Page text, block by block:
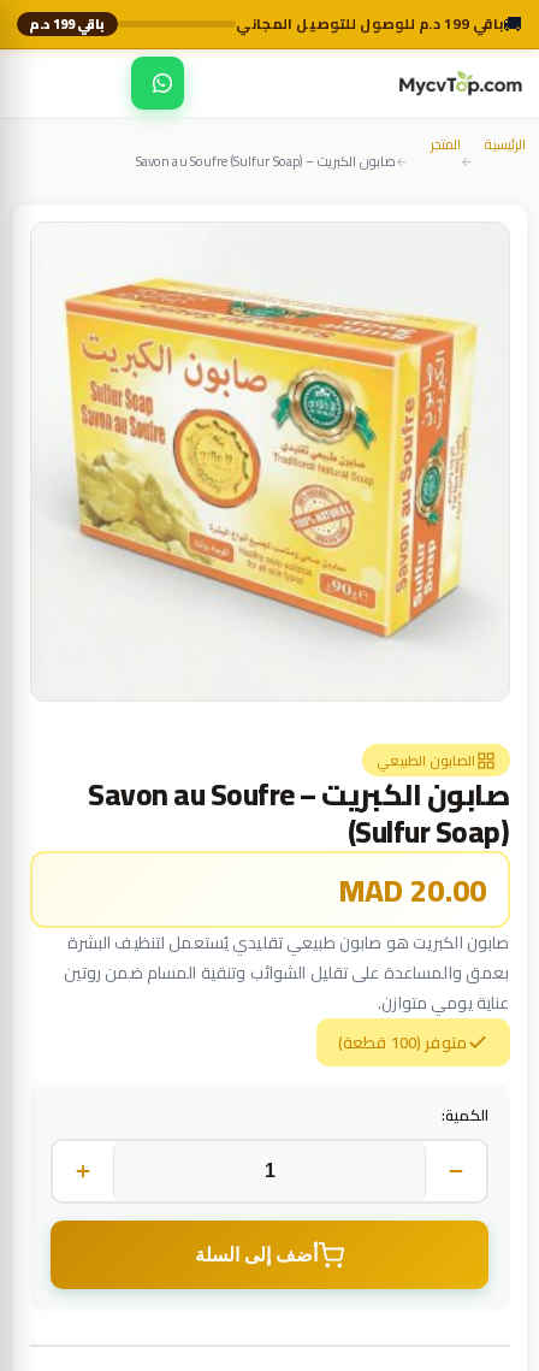
🚚باقي 199 د.م للوصول للتوصيل المجاني باقي 199 د.م
MycvTop
الرئيسية
←
المتجر
←صابون الكبريت – Savon au Soufre (Sulfur Soap)
الصابون الطبيعي
صابون الكبريت – Savon au Soufre
(Sulfur Soap)
20.00 MAD
صابون الكبريت هو صابون طبيعي تقليدي يُستعمل لتنظيف البشرة
بعمق والمساعدة على تقليل الشوائب وتنقية المسام ضمن روتين
عناية يومي متوازن.
متوفر (100 قطعة)
الكمية:
أضف إلى السلة